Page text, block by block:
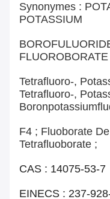
Synonymes :
POTASSIUM
Tetrafluoro-,
Tetrafluoro-,
F4 ; Fluoborate
Tetrafluoborate ;
CAS : 14075-53-7
EINECS : 237-